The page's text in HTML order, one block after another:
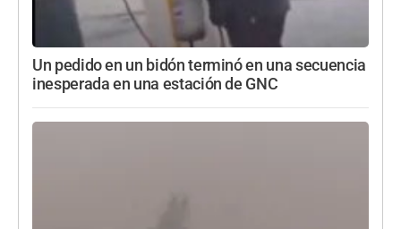
Un pedido en un bidón terminó en una secuencia
inesperada en una estación de GNC